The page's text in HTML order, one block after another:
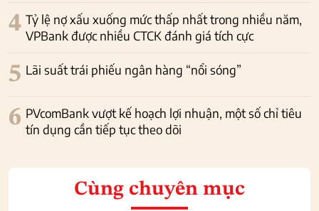
4 Tỷ lệ nợ xấu xuống mức thấp nhất trong nhiều năm,
VPBank được nhiều CTCK đánh giá tích cực
5 Lãi suất trái phiếu ngân hàng “nổi sóng”
6 PVcomBank vượt kế hoạch lợi nhuận, một số chỉ tiêu
tín dụng cần tiếp tục theo dõi
Cùng chuyên mục